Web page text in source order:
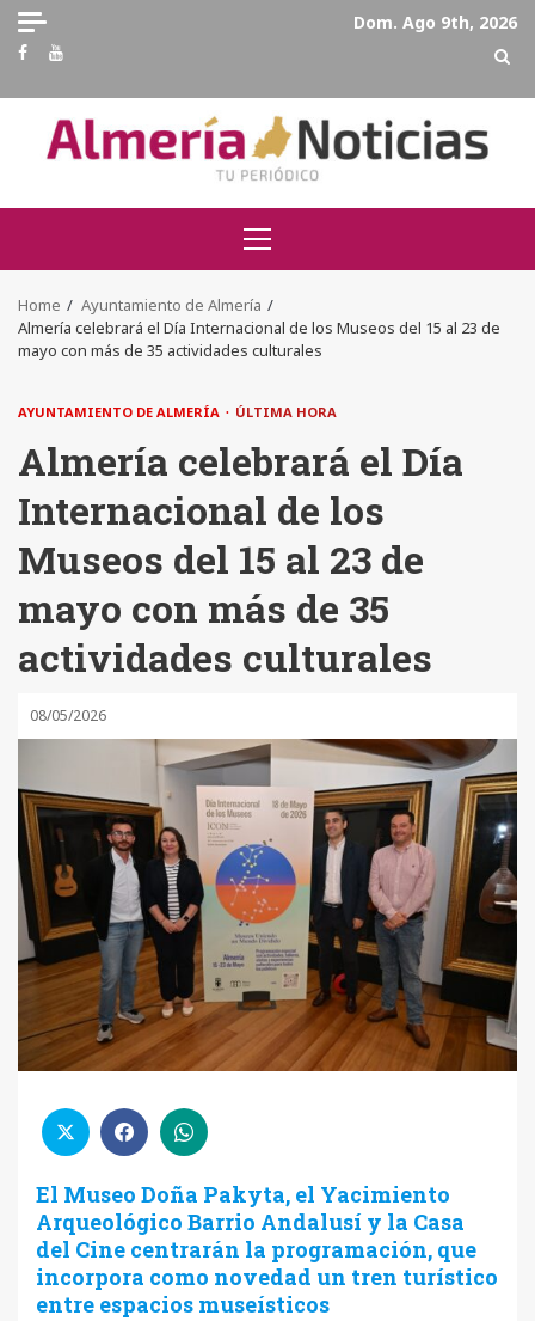
Skip
content
Dom. Ago 9th, 2026
Facebook
Youtube
Primary
Menu
Home
Ayuntamiento de Almería
Almería celebrará el Día Internacional de los Museos del 15 al 23 de
mayo con más de 35 actividades culturales
AYUNTAMIENTO DE ALMERÍA ÚLTIMA HORA
Almería celebrará el Día
Internacional de los
Museos del 15 al 23 de
mayo con más de 35
actividades culturales
08/05/2026
El Museo Doña Pakyta, el Yacimiento
Arqueológico Barrio Andalusí y la Casa
del Cine centrarán la programación, que
incorpora como novedad un tren turístico
entre espacios museísticos